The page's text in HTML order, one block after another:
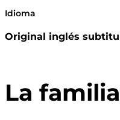
Idioma
Original inglés
La